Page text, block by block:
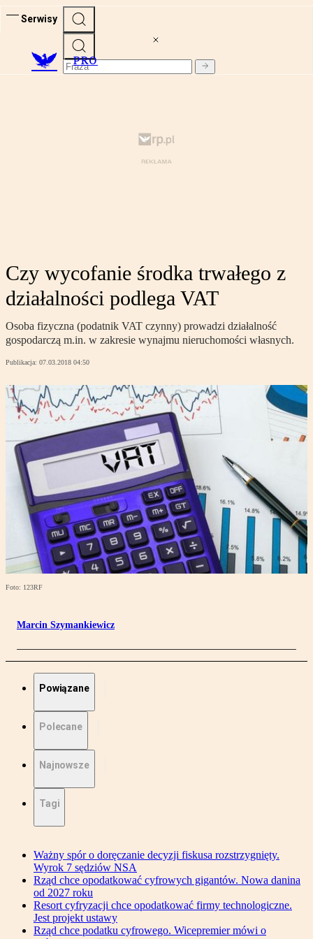
Serwisy
PRO
Czy wycofanie środka trwałego z
działalności podlega VAT
Osoba fizyczna (podatnik VAT czynny) prowadzi działalność
gospodarczą m.in. w zakresie wynajmu nieruchomości własnych.
Publikacja: 07.03.2018 04:50
Foto: 123RF
Marcin Szymankiewicz
Powiązane
Polecane
Najnowsze
Tagi
Ważny spór o doręczanie decyzji fiskusa rozstrzygnięty.
Wyrok 7 sędziów NSA
Rząd chce opodatkować cyfrowych gigantów. Nowa danina
od 2027 roku
Resort cyfryzacji chce opodatkować firmy technologiczne.
Jest projekt ustawy
Rząd chce podatku cyfrowego. Wicepremier mówi o